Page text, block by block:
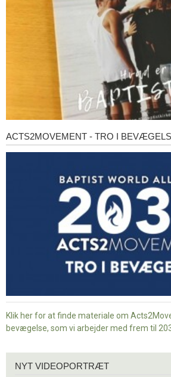
Acts2Movement
-
ACTS2MOVEMENT - TRO I
Klik her for at finde materiale om
bevægelse, som vi arbejder med frem til
videoportræt
NYT VIDEOPORTRÆT